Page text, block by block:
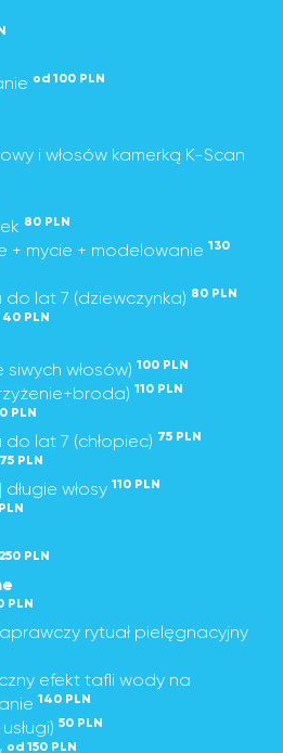
od 100 PLN
i włosów kamerką K-Scan
80 PLN
+ mycie + modelowanie 130
lat 7 (dziewczynka) 80 PLN
40 PLN
włosów) 100 PLN
110 PLN
PLN
lat 7 (chłopiec) 75 PLN
75 PLN
włosy 110 PLN
250 PLN
PLN
rytuał pielęgnacyjny
efekt tafli wody na
140 PLN
50 PLN
od 150 PLN